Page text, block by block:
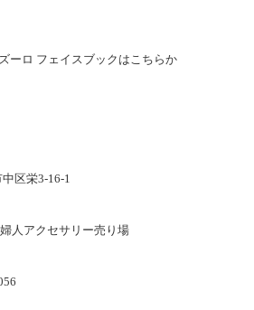
ーロ フェイスブックはこちらか
区栄3-16-1
人アクセサリー売り場